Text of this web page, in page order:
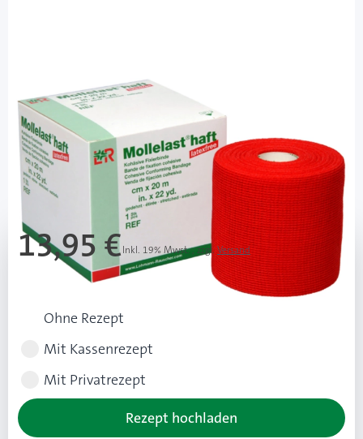
bielastische Fixierbinde / 1 Stück
PZN: 09885974 / Diashop.de Kat.-Nr.112587
Lieferzeit 3-7 Werktage
Mehr über das Produkt
13,95 €Inkl. 19% Mwst.,zzgl. Versand
Rezeptart wählen
Ohne Rezept
Mit Kassenrezept
Mit Privatrezept
Rezept hochladen